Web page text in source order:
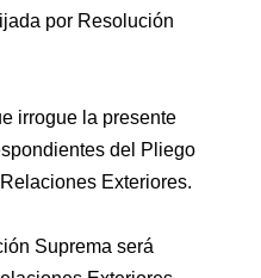
por Resolución
irrogue la presente
del Pliego
Exteriores.
Suprema será